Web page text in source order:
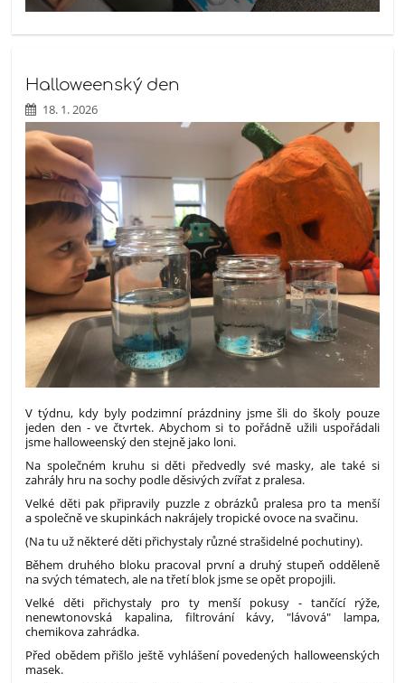
Halloweenský den
18. 1. 2026
V týdnu, kdy byly podzimní prázdniny jsme šli do školy pouze
jeden den - ve čtvrtek. Abychom si to pořádně užili uspořádali
jsme halloweenský den stejně jako loni.
Na společném kruhu si děti předvedly své masky, ale také si
zahrály hru na sochy podle děsivých zvířat z pralesa.
Velké děti pak připravily puzzle z obrázků pralesa pro ta menší
a společně ve skupinkách nakrájely tropické ovoce na svačinu.
(Na tu už některé děti přichystaly různé strašidelné pochutiny).
Během druhého bloku pracoval první a druhý stupeň odděleně
na svých tématech, ale na třetí blok jsme se opět propojili.
Velké děti přichystaly pro ty menší pokusy - tančící rýže,
nenewtonovská kapalina, filtrování kávy, "lávová" lampa,
chemikova zahrádka.
Před obědem přišlo ještě vyhlášení povedených halloweenských
masek.